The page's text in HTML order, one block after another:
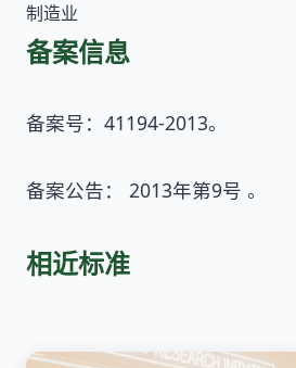
制造业
备案信息
备案号：41194-2013。
备案公告： 2013年第9号 。
相近标准